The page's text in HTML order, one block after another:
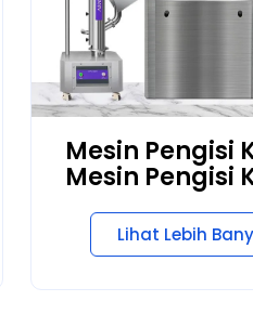
Mesin Pengisi
Mesin Pengisi
Lihat Lebih